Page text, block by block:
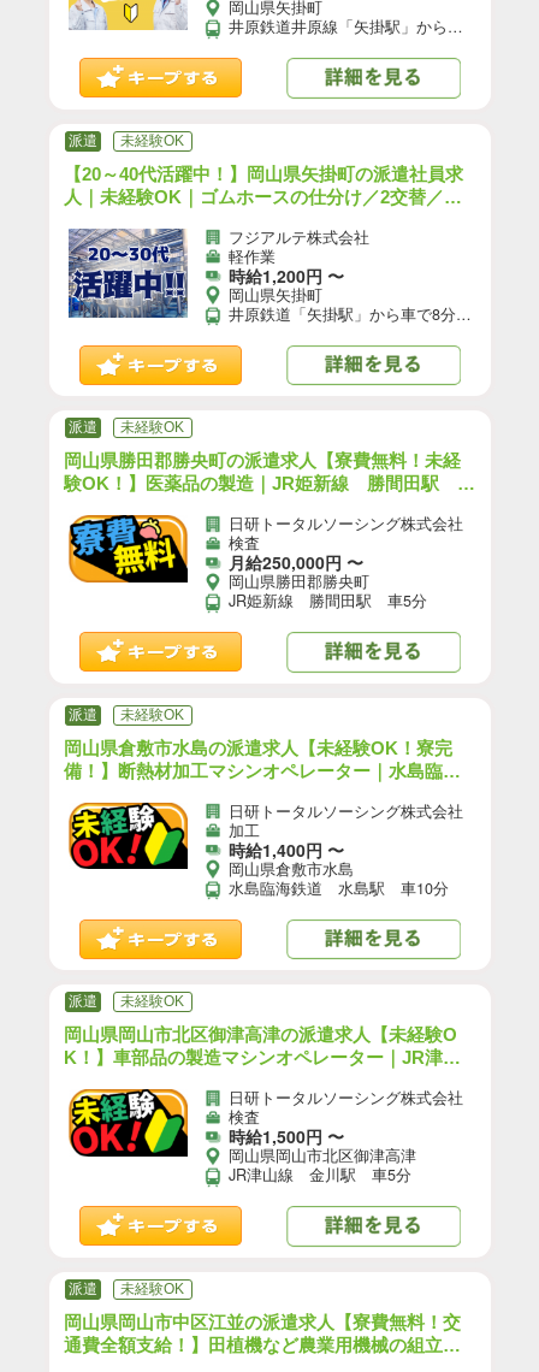
岡山県矢掛町
井原鉄道井原線「矢掛駅」から車で8分 JR山陽本線「倉敷駅」から車で30分 【交通手段】 車、バイク、自転車通勤可 ★工場駐車場利用可（無料）
派遣 未経験OK
【20～40代活躍中！】岡山県矢掛町の派遣社員求
人｜未経験OK｜ゴムホースの仕分け／2交替／寮
フジアルテ株式会社
軽作業
時給1,200円 〜
岡山県矢掛町
井原鉄道「矢掛駅」から車で8分 【交通手段】 車通勤可
派遣 未経験OK
岡山県勝田郡勝央町の派遣求人【寮費無料！未経
験OK！】医薬品の製造｜JR姫新線 勝間田駅 車
日研トータルソーシング株式会社
検査
月給250,000円 〜
岡山県勝田郡勝央町
JR姫新線 勝間田駅 車5分
派遣 未経験OK
岡山県倉敷市水島の派遣求人【未経験OK！寮完
備！】断熱材加工マシンオペレーター｜水島臨海
日研トータルソーシング株式会社
加工
時給1,400円 〜
岡山県倉敷市水島
水島臨海鉄道 水島駅 車10分
派遣 未経験OK
岡山県岡山市北区御津高津の派遣求人【未経験O
K！】車部品の製造マシンオペレーター｜JR津山
日研トータルソーシング株式会社
検査
時給1,500円 〜
岡山県岡山市北区御津高津
JR津山線 金川駅 車5分
派遣 未経験OK
岡山県岡山市中区江並の派遣求人【寮費無料！交
通費全額支給！】田植機など農業用機械の組立・